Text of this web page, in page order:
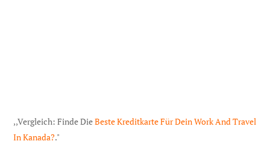
,,Vergleich: Finde DieBeste Kreditkarte Für Dein Work And Travel
In Kanada?."